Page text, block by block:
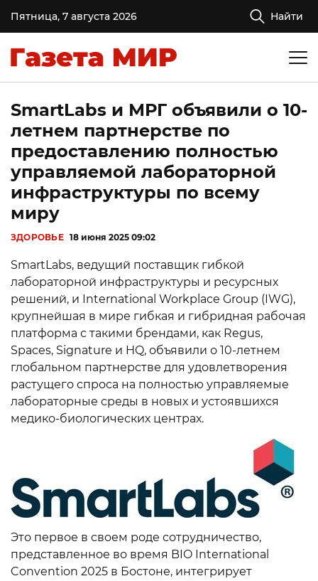
Пятница, 7 августа 2026 Найти
SmartLabs и МРГ объявили о 10-
летнем партнерстве по
предоставлению полностью
управляемой лабораторной
инфраструктуры по всему
миру
ЗДОРОВЬЕ 18 июня 2025 09:02
SmartLabs, ведущий поставщик гибкой
лабораторной инфраструктуры и ресурсных
решений, и International Workplace Group (IWG),
крупнейшая в мире гибкая и гибридная рабочая
платформа с такими брендами, как Regus,
Spaces, Signature и HQ, объявили о 10-летнем
глобальном партнерстве для удовлетворения
растущего спроса на полностью управляемые
лабораторные среды в новых и устоявшихся
медико-биологических центрах.
Это первое в своем роде сотрудничество,
представленное во время BIO International
Convention 2025 в Бостоне, интегрирует